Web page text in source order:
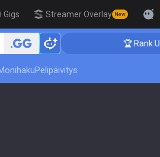
Gigs Streamer Overlay New
🏆 Rank Up in 3
Pelipäivitys